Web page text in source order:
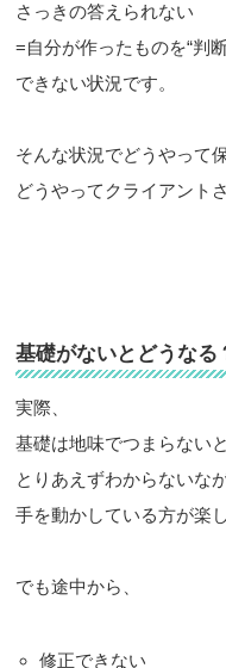
さっきの答えられない
=自分が作ったものを“判
できない状況です。
そんな状況でどうやって
どうやってクライアント
基礎がないとどうなる
実際、
基礎は地味でつまらない
とりあえずわからないな
手を動かしている方が楽
でも途中から、
修正できない